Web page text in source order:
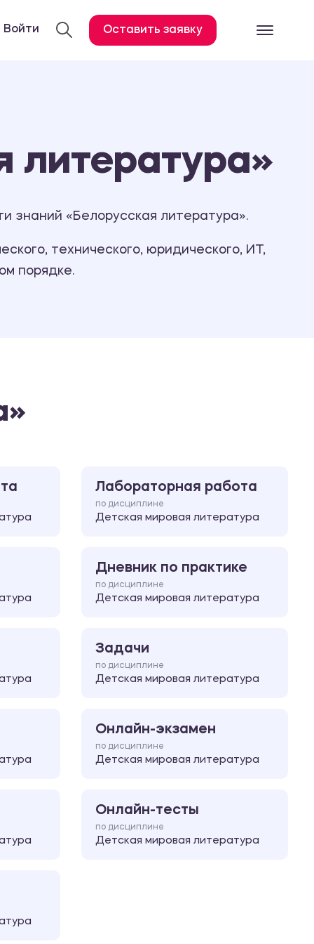
Курсовая работа
Контрольная работа
Диссертация
Войти Оставить заявку
литература»
знаний «Белорусская литература».
технического, юридического, ИТ,
порядке.
Лабораторная работа
по дисциплине
Детская мировая литература
Дневник по практике
по дисциплине
Детская мировая литература
Задачи
по дисциплине
Детская мировая литература
Онлайн-экзамен
по дисциплине
Детская мировая литература
Онлайн-тесты
по дисциплине
Детская мировая литература